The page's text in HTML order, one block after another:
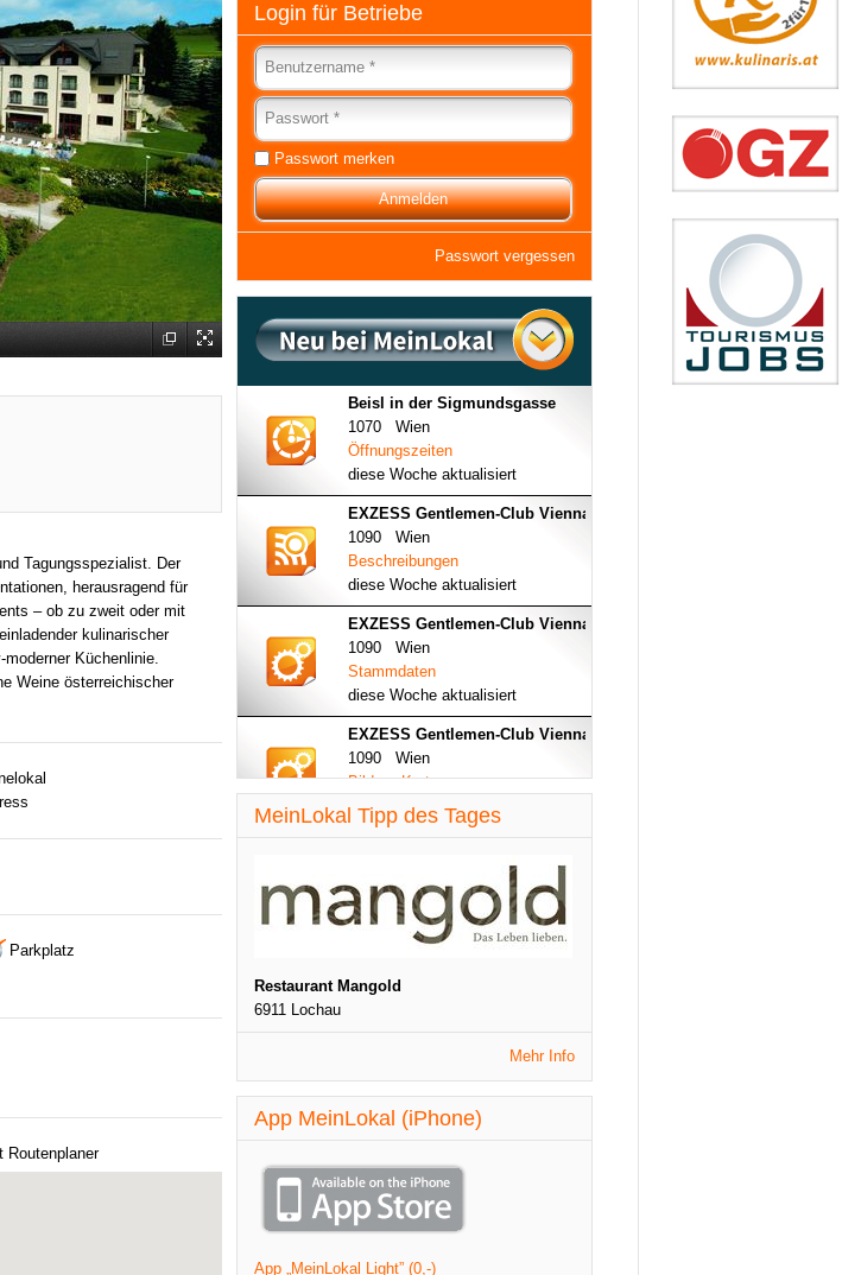
Tagungsspezialist. Der
herausragend für
– ob zu zweit oder mit
kulinarischer
Küchenlinie.
Weine österreichischer
Parkplatz
Routenplaner
Login für Betriebe
Passwort merken
Passwort vergessen
Beisl in der Sigmundsgasse
1070 Wien
Öffnungszeiten
diese Woche aktualisiert
EXZESS Gentlemen-Club Vienna
1090 Wien
Beschreibungen
diese Woche aktualisiert
EXZESS Gentlemen-Club Vienna
1090 Wien
Stammdaten
diese Woche aktualisiert
EXZESS Gentlemen-Club Vienna
1090 Wien
Bilder - Karte
diese Woche aktualisiert
Veranstaltungen
diese Woche aktualisiert
MeinLokal Tipp des Tages
Restaurant Mangold
6911 Lochau
Mehr Info
App MeinLokal (iPhone)
App „MeinLokal Light” (0,-)